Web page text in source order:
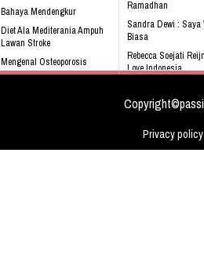
Bahaya Mendengkur
Diet Ala Mediterania Ampuh
Lawan Stroke
Mengenal Osteoporosis
sejak dini
Ramadhan
Sandra Dewi : Saya
Biasa
Rebecca Soejati
Love Indonesia
Dan Praktis
Privacy policy